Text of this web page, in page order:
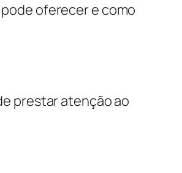
oferecer e como
prestar atenção ao